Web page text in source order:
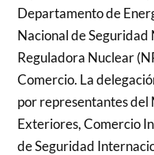
Departamento de
Nacional de Seguridad
Reguladora Nuclear
Comercio. La
por representantes del
Exteriores, Comercio
de Seguridad